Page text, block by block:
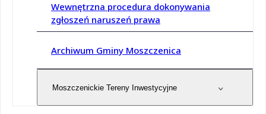
Wewnętrzna procedura dokonywania
zgłoszeń naruszeń prawa
Archiwum Gminy Moszczenica
Moszczenickie Tereny Inwestycyjne